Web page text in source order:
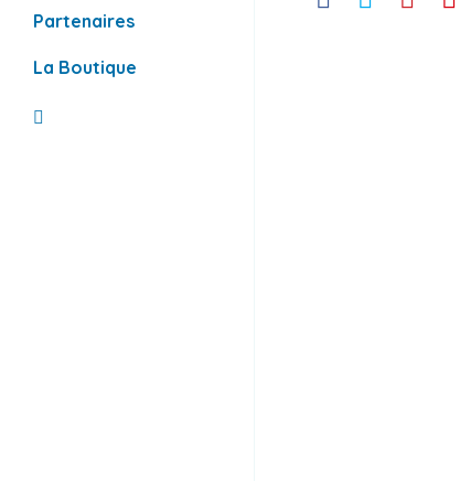
Partenaires
La Boutique